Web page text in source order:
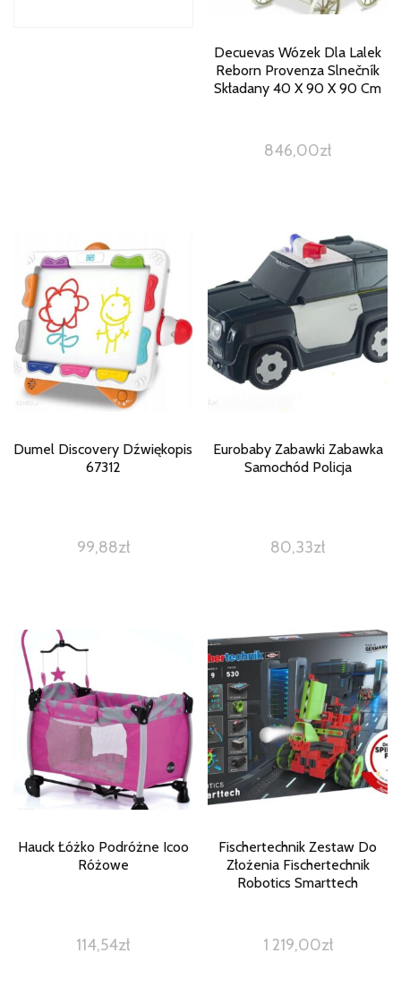
Decuevas Wózek Dla Lalek
Reborn Provenza Slnečník
Składany 40 X 90 X 90 Cm
846,00zł
Dumel Discovery Dźwiękopis
67312
99,88zł
Eurobaby Zabawki Zabawka
Samochód Policja
80,33zł
Hauck Łóżko Podróżne Icoo
Różowe
114,54zł
Fischertechnik Zestaw Do
Złożenia Fischertechnik
Robotics Smarttech
1 219,00zł